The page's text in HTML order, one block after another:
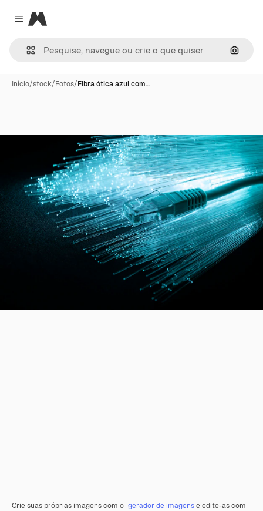
Close menu
Magnific
Início/stock/Fotos/Fibra ótica azul com…
Crie suas próprias imagens com o gerador de imagense edite-as com